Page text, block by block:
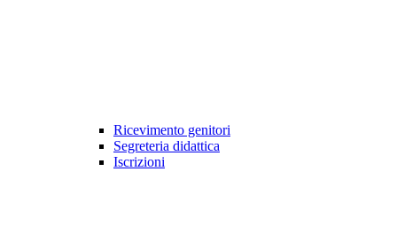
Ricevimento genitori
Segreteria didattica
Iscrizioni